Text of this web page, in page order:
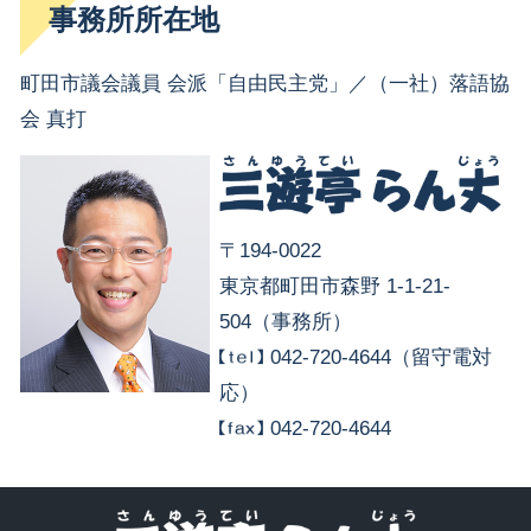
事務所所在地
町田市議会議員 会派「自由民主党」／（一社）落語協
会 真打
〒194-0022
東京都町田市森野 1-1-21-
504（事務所）
042-720-4644（留守電対
応）
042-720-4644